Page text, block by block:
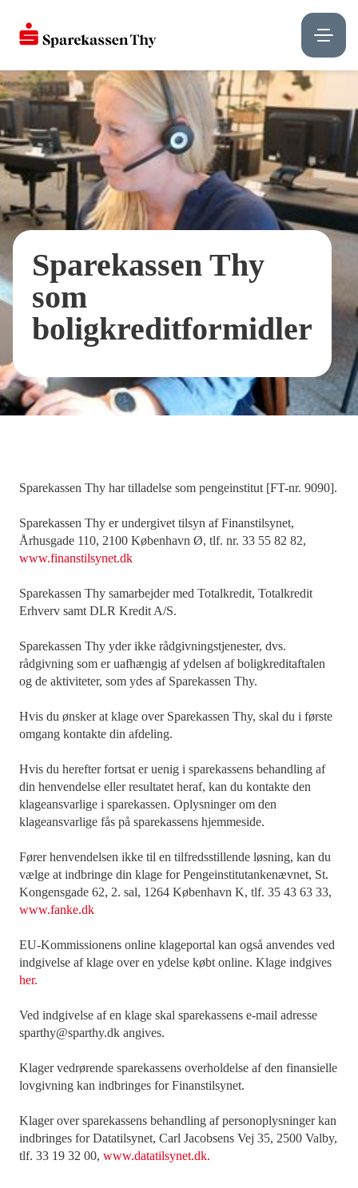
Sparekassen Thy
som
boligkreditformidler
Sparekassen Thy har tilladelse som pengeinstitut [FT-nr. 9090].
Sparekassen Thy er undergivet tilsyn af Finanstilsynet,
Århusgade 110, 2100 København Ø, tlf. nr. 33 55 82 82,
www.finanstilsynet.dk
Sparekassen Thy samarbejder med Totalkredit, Totalkredit
Erhverv samt DLR Kredit A/S.
Sparekassen Thy yder ikke rådgivningstjenester, dvs.
rådgivning som er uafhængig af ydelsen af boligkreditaftalen
og de aktiviteter, som ydes af Sparekassen Thy.
Hvis du ønsker at klage over Sparekassen Thy, skal du i første
omgang kontakte din afdeling.
Hvis du herefter fortsat er uenig i sparekassens behandling af
din henvendelse eller resultatet heraf, kan du kontakte den
klageansvarlige i sparekassen. Oplysninger om den
klageansvarlige fås på sparekassens hjemmeside.
Fører henvendelsen ikke til en tilfredsstillende løsning, kan du
vælge at indbringe din klage for Pengeinstitutankenævnet, St.
Kongensgade 62, 2. sal, 1264 København K, tlf. 35 43 63 33,
www.fanke.dk
EU-Kommissionens online klageportal kan også anvendes ved
indgivelse af klage over en ydelse købt online. Klage indgives
her.
Ved indgivelse af en klage skal sparekassens e-mail adresse
sparthy@sparthy.dk angives.
Klager vedrørende sparekassens overholdelse af den finansielle
lovgivning kan indbringes for Finanstilsynet.
Klager over sparekassens behandling af personoplysninger kan
indbringes for Datatilsynet, Carl Jacobsens Vej 35, 2500 Valby,
tlf. 33 19 32 00, www.datatilsynet.dk.